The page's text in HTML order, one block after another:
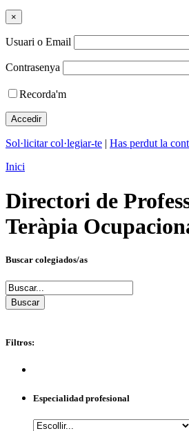
×
Usuari o Email
Contrasenya
Recorda'm
Sol·licitar col·legiar-te | Has perdut la
Inici
Directori de
Teràpia
Buscar colegiados/as
Filtros:
Especialidad profesional